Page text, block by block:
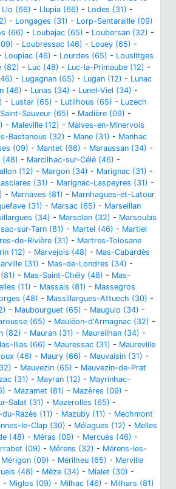
Llo (66) - Llupia (66) - Lodes (31) -
- Longages (31) - Lorp-Sentaraille (09)
(66) - Loubajac (65) - Loubersan (32) -
- Loubressac (46) - Louey (65) -
Loupiac (46) - Lourdes (65) - Louslitges
(82) - Luc (48) - Luc-la-Primaube (12) -
- Lugagnan (65) - Lugan (12) - Lunac
(46) - Lunas (34) - Lunel-Viel (34) -
- Lustar (65) - Lutilhous (65) - Luzech
Sauveur (65) - Madière (09) -
- Maleville (12) - Malves-en-Minervois
Bastanous (32) - Mane (31) - Manhac
(09) - Mantet (66) - Maraussan (34) -
(48) - Marcilhac-sur-Célé (46) -
(12) - Margon (34) - Marignac (31) -
(31) - Marignac-Laspeyres (31) -
- Marnaves (81) - Marnhagues-et-Latour
(31) - Marsac (65) - Marseillan
(34) - Marsolan (32) - Marsoulas
sur-Tarn (81) - Martel (46) - Martiel
de-Rivière (31) - Martres-Tolosane
(12) - Marvejols (48) - Mas-Cabardès
(31) - Mas-de-Londres (34) -
- Mas-Saint-Chély (48) - Mas-
(11) - Massals (81) - Massegros
(48) - Massillargues-Attuech (30) -
- Maubourguet (65) - Mauguio (34) -
(65) - Mauléon-d'Armagnac (32) -
(82) - Mauran (31) - Maureilhan (34) -
Illas (66) - Mauressac (31) - Maureville
(46) - Maury (66) - Mauvaisin (31) -
- Mauvezin (65) - Mauvezin-de-Prat
(31) - Mayran (12) - Mayrinhac-
- Mazamet (81) - Mazères (09) -
Salat (31) - Mazerolles (65) -
Razès (11) - Mazuby (11) - Mechmont
le-Clap (30) - Mélagues (12) - Melles
(48) - Méras (09) - Mercuès (46) -
(09) - Mérens (32) - Mérens-les-
Mérigon (09) - Mérilheu (65) - Merville
(48) - Mèze (34) - Mialet (30) -
- Miglos (09) - Milhac (46) - Milhars (81)